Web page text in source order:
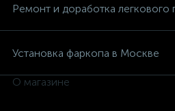
Ремонт и доработка
Установка фаркопа в Москве
О магазине